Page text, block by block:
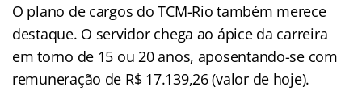
O plano de cargos do TCM-Rio também merece
destaque. O servidor chega ao ápice da carreira
em torno de 15 ou 20 anos, aposentando-se com
remuneração de R$ 17.139,26 (valor de hoje).